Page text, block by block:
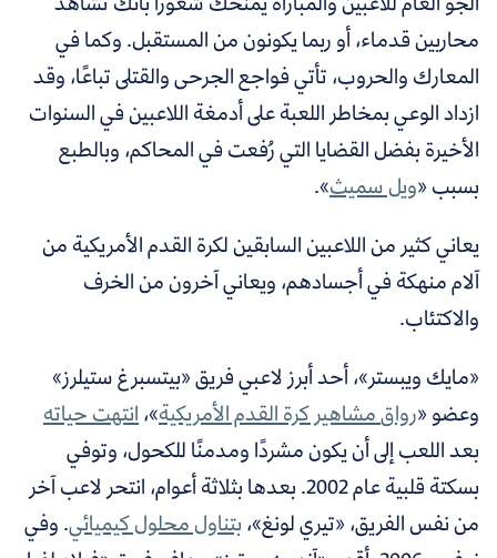
محاربين قدماء، أو ربما يكونون من المستقبل. وكما في
المعارك والحروب، تأتي فواجع الجرحى والقتلى تباعًا، وقد
ازداد الوعي بمخاطر اللعبة على أدمغة اللاعبين في السنوات
الأخيرة بفضل القضايا التي رُفعت في المحاكم، وبالطبع
بسبب «ويل سميث».
يعاني كثير من اللاعبين السابقين لكرة القدم الأمريكية من
آلام منهكة في أجسادهم، ويعاني آخرون من الخرف
والاكتئاب.
«مايك ويبستر»، أحد أبرز لاعبي فريق «بيتسبرغ ستيلرز»
وعضو «رواقمشاهير كرة القدم الأمريكية»،انتهت حياته
بعد اللعب إلى أن يكون مشردًا ومدمنًا للكحول، وتوفي
بسكتة قلبية عام 2002. بعدها بثلاثة أعوام، انتحر لاعب آخر
من نفس الفريق، «تيري لونغ»،بتناول محلول كيميائي. وفي